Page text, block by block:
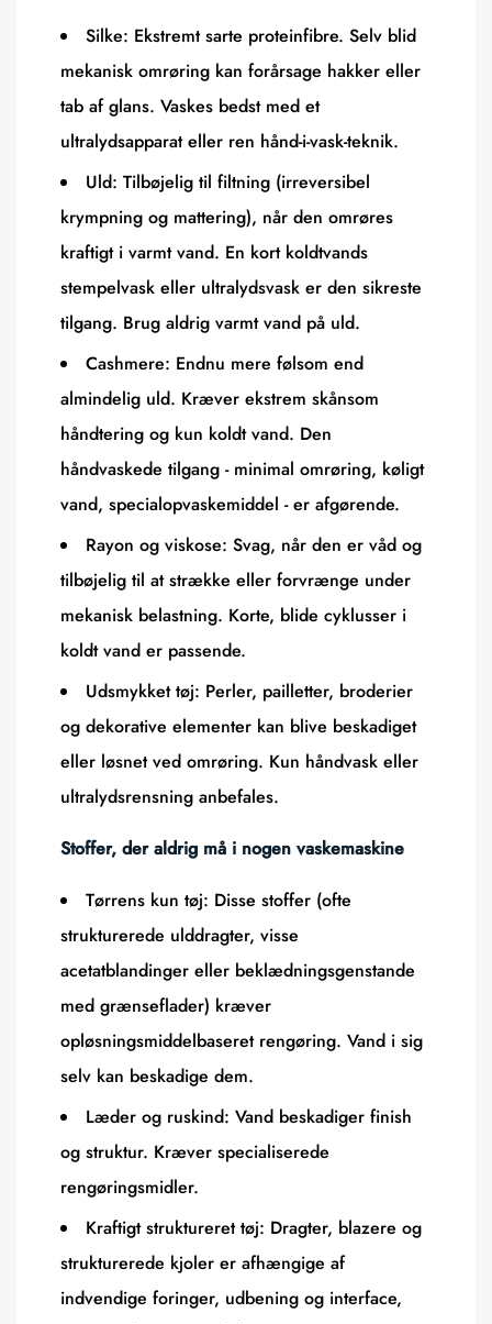
Silke: Ekstremt sarte proteinfibre. Selv blid
mekanisk omrøring kan forårsage hakker eller
tab af glans. Vaskes bedst med et
ultralydsapparat eller ren hånd-i-vask-teknik.
Uld: Tilbøjelig til filtning (irreversibel
krympning og mattering), når den omrøres
kraftigt i varmt vand. En kort koldtvands
stempelvask eller ultralydsvask er den sikreste
tilgang. Brug aldrig varmt vand på uld.
Cashmere: Endnu mere følsom end
almindelig uld. Kræver ekstrem skånsom
håndtering og kun koldt vand. Den
håndvaskede tilgang - minimal omrøring, køligt
vand, specialopvaskemiddel - er afgørende.
Rayon og viskose: Svag, når den er våd og
tilbøjelig til at strække eller forvrænge under
mekanisk belastning. Korte, blide cyklusser i
koldt vand er passende.
Udsmykket tøj: Perler, pailletter, broderier
og dekorative elementer kan blive beskadiget
eller løsnet ved omrøring. Kun håndvask eller
ultralydsrensning anbefales.
Stoffer, der aldrig må i nogen vaskemaskine
Tørrens kun tøj: Disse stoffer (ofte
strukturerede ulddragter, visse
acetatblandinger eller beklædningsgenstande
med grænseflader) kræver
opløsningsmiddelbaseret rengøring. Vand i sig
selv kan beskadige dem.
Læder og ruskind: Vand beskadiger finish
og struktur. Kræver specialiserede
rengøringsmidler.
Kraftigt struktureret tøj: Dragter, blazere og
strukturerede kjoler er afhængige af
indvendige foringer, udbening og interface,